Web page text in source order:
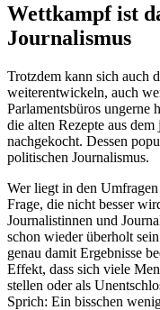
Wettkampf ist
Journalismus
Trotzdem kann sich auch
weiterentwickeln, auch
Parlamentsbüros ungerne
die alten Rezepte aus
nachgekocht. Dessen
politischen Journalismus.
Wer liegt in den
Frage, die nicht besser
Journalistinnen und
schon wieder überholt
genau damit Ergebnisse
Effekt, dass sich viele
stellen oder als
Sprich: Ein bisschen